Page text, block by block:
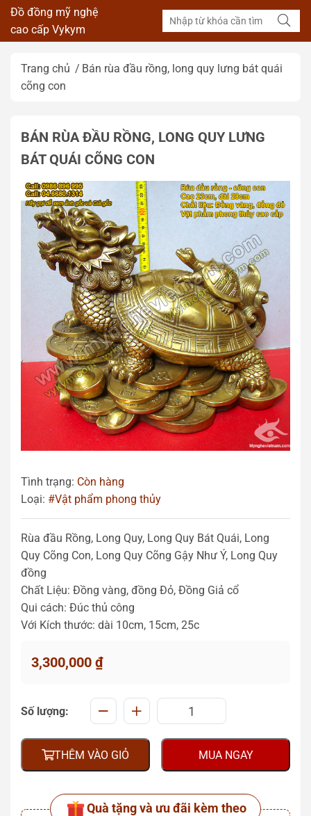
Đồ đồng mỹ nghệ
cao cấp Vykym
Trang chủ
Bán rùa đầu rồng, long quy lưng bát quái
cõng con
BÁN RÙA ĐẦU RỒNG, LONG QUY LƯNG
BÁT QUÁI CÕNG CON
Tình trạng: Còn hàng
Loại: #Vật phẩm phong thủy
Rùa đầu Rồng, Long Quy, Long Quy Bát Quái, Long
Quy Cõng Con, Long Quy Cõng Gậy Như Ý, Long Quy
đồng
Chất Liệu: Đồng vàng, đồng Đỏ, Đồng Giả cổ
Qui cách: Đúc thủ công
Với Kích thước: dài 10cm, 15cm, 25c
3,300,000 ₫
Số lượng:
THÊM VÀO GIỎ MUA NGAY
Quà tặng và ưu đãi kèm theo